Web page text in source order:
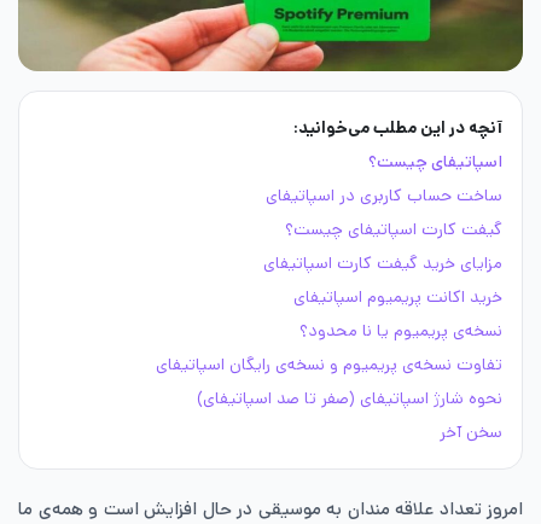
آنچه در این مطلب می‌خوانید:
اسپاتیفای چیست؟
ساخت حساب کاربری در اسپاتیفای
گیفت کارت اسپاتیفای چیست؟
مزایای خرید گیفت کارت اسپاتیفای
خرید اکانت پریمیوم اسپاتیفای
نسخه‌ی پریمیوم یا نا محدود؟
تفاوت نسخه‌ی پریمیوم و نسخه‌ی رایگان اسپاتیفای
نحوه شارژ اسپاتیفای (صفر تا صد اسپاتیفای)
سخن آخر
امروز تعداد علاقه مندان به موسیقی در حال افزایش است و همه‌ی ما